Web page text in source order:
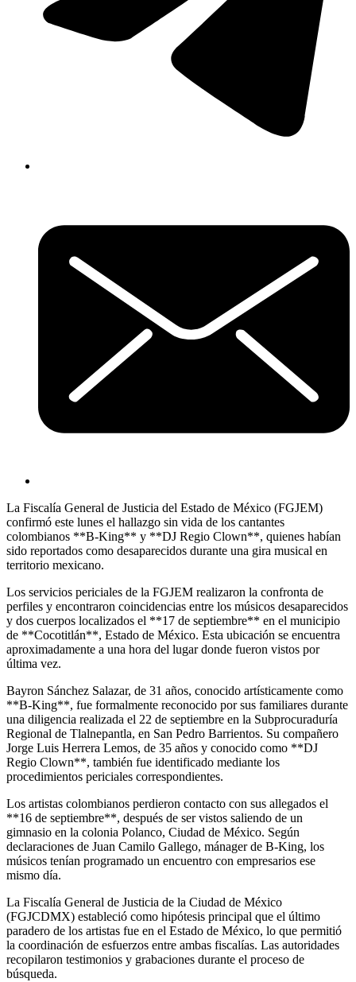
La Fiscalía General de Justicia del Estado de México (FGJEM)
confirmó este lunes el hallazgo sin vida de los cantantes
colombianos **B-King** y **DJ Regio Clown**, quienes habían
sido reportados como desaparecidos durante una gira musical en
territorio mexicano.
Los servicios periciales de la FGJEM realizaron la confronta de
perfiles y encontraron coincidencias entre los músicos desaparecidos
y dos cuerpos localizados el **17 de septiembre** en el municipio
de **Cocotitlán**, Estado de México. Esta ubicación se encuentra
aproximadamente a una hora del lugar donde fueron vistos por
última vez.
Bayron Sánchez Salazar, de 31 años, conocido artísticamente como
**B-King**, fue formalmente reconocido por sus familiares durante
una diligencia realizada el 22 de septiembre en la Subprocuraduría
Regional de Tlalnepantla, en San Pedro Barrientos. Su compañero
Jorge Luis Herrera Lemos, de 35 años y conocido como **DJ
Regio Clown**, también fue identificado mediante los
procedimientos periciales correspondientes.
Los artistas colombianos perdieron contacto con sus allegados el
**16 de septiembre**, después de ser vistos saliendo de un
gimnasio en la colonia Polanco, Ciudad de México. Según
declaraciones de Juan Camilo Gallego, mánager de B-King, los
músicos tenían programado un encuentro con empresarios ese
mismo día.
La Fiscalía General de Justicia de la Ciudad de México
(FGJCDMX) estableció como hipótesis principal que el último
paradero de los artistas fue en el Estado de México, lo que permitió
la coordinación de esfuerzos entre ambas fiscalías. Las autoridades
recopilaron testimonios y grabaciones durante el proceso de
búsqueda.